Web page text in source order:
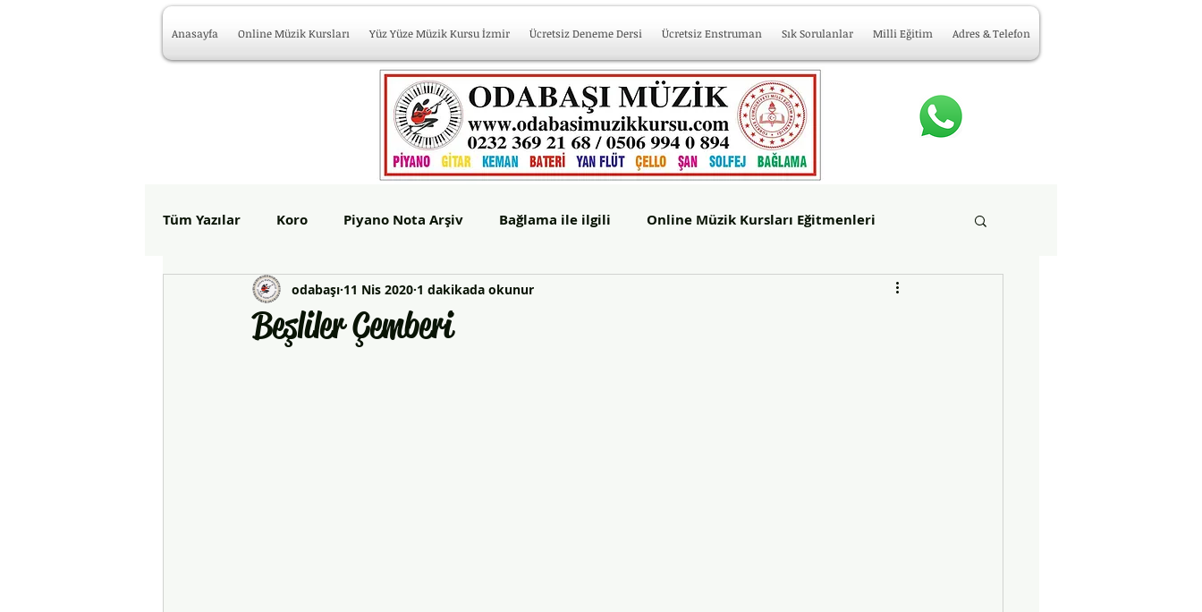
Anasayfa Online Müzik Kursları Yüz Yüze Müzik Kursu İzmir Ücretsiz Deneme Dersi Ücretsiz Enstruman Sık Sorulanlar Milli Eğitim Adres & Telefon
Tüm Yazılar Koro Piyano Nota Arşiv Bağlama ile ilgili Online Müzik Kursları Eğitmenleri
Yan Flüt Kursu İzmir Odabaşı Sahne
Beşliler Çemberi
odabaşı 11 Nis 2020 1 dakikada okunur